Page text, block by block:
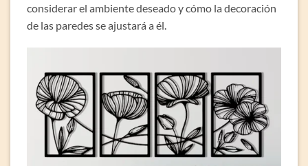
considerar el ambiente deseado y cómo la decoración
de las paredes se ajustará a él.